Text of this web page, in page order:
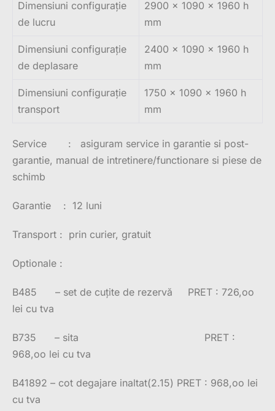
Dimensiuni configurație
de lucru
2900 x 1090 x 1960 h
mm
Dimensiuni configurație
de deplasare
2400 x 1090 x 1960 h
mm
Dimensiuni configurație
transport
1750 x 1090 x 1960 h
mm
Service : asiguram service in garantie si post-
garantie, manual de intretinere/functionare si piese de
schimb
Garantie : 12 luni
Transport : prin curier, gratuit
Optionale :
B485 – set de cuțite de rezervă PRET : 726,oo
lei cu tva
B735 – sita PRET :
968,oo lei cu tva
B41892 – cot degajare inaltat(2.15) PRET : 968,oo lei
cu tva